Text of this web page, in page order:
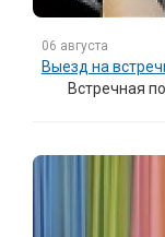
06 августа
Выезд на
Встречная